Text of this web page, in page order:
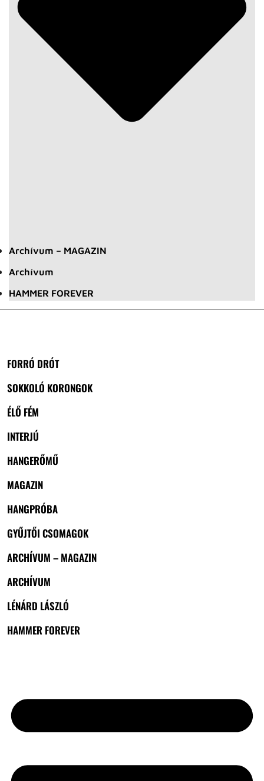
Archívum – MAGAZIN
Archívum
HAMMER FOREVER
FORRÓ DRÓT
SOKKOLÓ KORONGOK
ÉLŐ FÉM
INTERJÚ
HANGERŐMŰ
MAGAZIN
HANGPRÓBA
GYŰJTŐI CSOMAGOK
ARCHÍVUM – MAGAZIN
ARCHÍVUM
LÉNÁRD LÁSZLÓ
HAMMER FOREVER